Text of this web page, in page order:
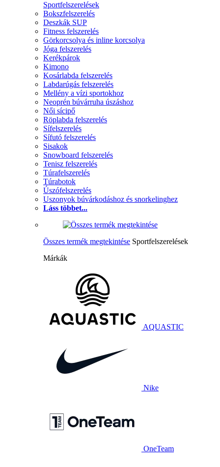
Sportfelszerelések
Bokszfelszerelés
Deszkák SUP
Fitness felszerelés
Görkorcsolya és inline korcsolya
Jóga felszerelés
Kerékpárok
Kimono
Kosárlabda felszerelés
Labdarúgás felszerelés
Mellény a vízi sportokhoz
Neoprén búvárruha úszáshoz
Női sícipő
Röplabda felszerelés
Sífelszerelés
Sífutó felszerelés
Sisakok
Snowboard felszerelés
Tenisz felszerelés
Túrafelszerelés
Túrabotok
Úszófelszerelés
Uszonyok búvárkodáshoz és snorkelinghez
Láss többet...
Összes termék megtekintése Sportfelszerelések
Márkák
AQUASTIC
Nike
OneTeam